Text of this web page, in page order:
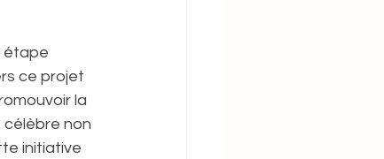
étape
ce projet
la
célèbre non
initiative